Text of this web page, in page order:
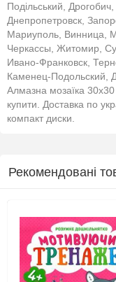
Подільський,
Днепропетровск,
Мариуполь, Винница,
Черкассы, Житомир,
Ивано-Франковск,
Каменец-Подольский,
Алмазна мозаїка 30х30
купити. Доставка по
компакт диски.
Рекомендовані